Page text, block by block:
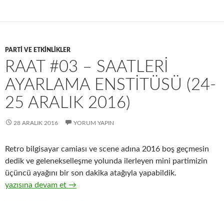
o
k
d
o
n
e
PARTI VE ETKINLIKLER
RAAT #03 – SAATLERI
AYARLAMA ENSTITÜSÜ (24-
25 ARALIK 2016)
28 ARALIK 2016 YORUM YAPIN
Retro bilgisayar camiası ve scene adına 2016 boş geçmesin
dedik ve gelenekselleşme yolunda ilerleyen mini partimizin
üçüncü ayağını bir son dakika atağıyla yapabildik.
RAAT #03 – Saatleri Ayarlama Enstitüsü (24-25 Aralık 2016)
yazısına devam et →